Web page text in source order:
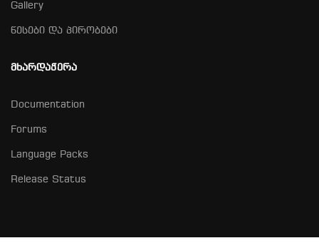
Gallery
წესები და პირობები
ᲛᲮᲐᲠᲓᲐᲭᲔᲠᲐ
Documentation
Forums
Language Packs
Release Status